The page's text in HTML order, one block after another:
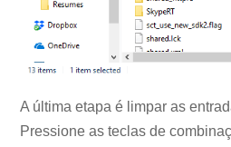
A última etapa é limpar as
Pressione as teclas de